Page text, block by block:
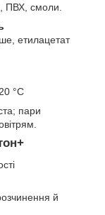
ПВХ, смоли.
етилацетат
°C
пари
й